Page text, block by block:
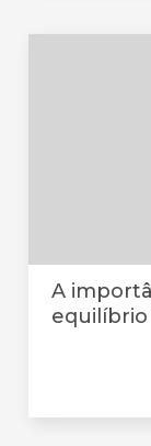
A
equilíbrio